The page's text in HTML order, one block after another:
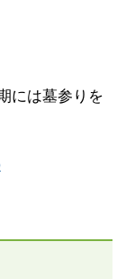
には墓参りを